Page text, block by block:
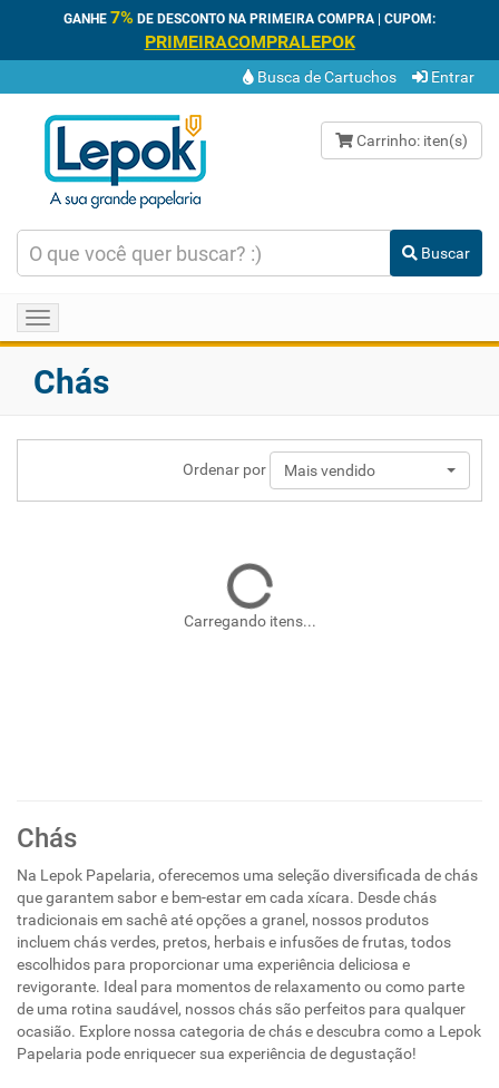
GANHE 7% DE DESCONTO NA PRIMEIRA COMPRA | CUPOM:
PRIMEIRACOMPRALEPOK
Busca de Cartuchos Entrar
Carrinho: iten(s)
Buscar
Toggle
navigation
Chás
Ordenar por Mais vendido
Carregando itens...
Chás
Na Lepok Papelaria, oferecemos uma seleção diversificada de chás
que garantem sabor e bem-estar em cada xícara. Desde chás
tradicionais em sachê até opções a granel, nossos produtos
incluem chás verdes, pretos, herbais e infusões de frutas, todos
escolhidos para proporcionar uma experiência deliciosa e
revigorante. Ideal para momentos de relaxamento ou como parte
de uma rotina saudável, nossos chás são perfeitos para qualquer
ocasião. Explore nossa categoria de chás e descubra como a Lepok
Papelaria pode enriquecer sua experiência de degustação!